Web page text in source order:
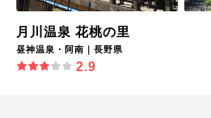
月川温泉 花桃の里
昼神温泉・阿南｜長野県
2.9